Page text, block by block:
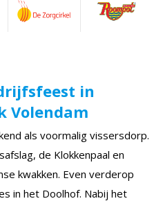
in
Volendam
als voormalig vissersdorp.
de Klokkenpaal en
kwakken. Even verderop
in het Doolhof. Nabij het